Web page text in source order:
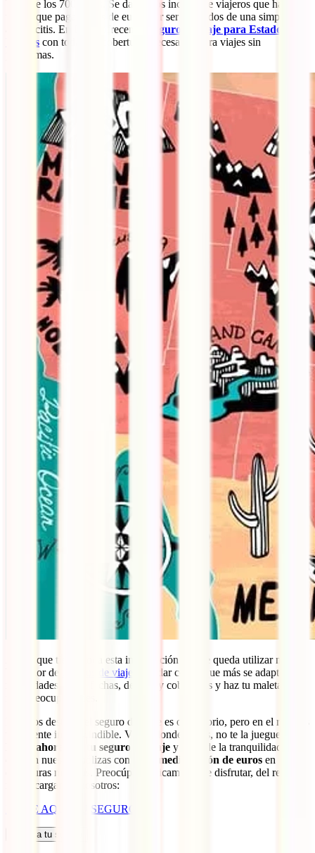
bajar de los 700 euros. Se dan casos incluso de viajeros que han
tenido que pagar miles de euros por ser atendidos de una simple
apendicitis. En Iati te ofrecemos
seguro de viaje para Estados
Unidos con todas las coberturas necesarias para viajes sin
problemas.
Ahora que tienes toda esta información solo te queda utilizar nuestro
buscador de
seguros de viaje
para dar con el que más se adapte a tus
necesidades. Elige fechas, destino y coberturas y haz tu maleta sin
más preocupaciones.
En estos destinos el seguro de viaje es obligatorio, pero en el resto es
totalmente imprescindible. Viajes donde viajes, no te la juegues.
Hazte ahora con tu seguro de viaje y goza de la tranquilidad que
ofrecen nuestras pólizas con hasta
medio millón de euros en
coberturas médicas. Preocúpate únicamente de disfrutar, del resto
nos encargamos nosotros:
ELIGE AQUÍ TU SEGURO
Calcula tu seguro